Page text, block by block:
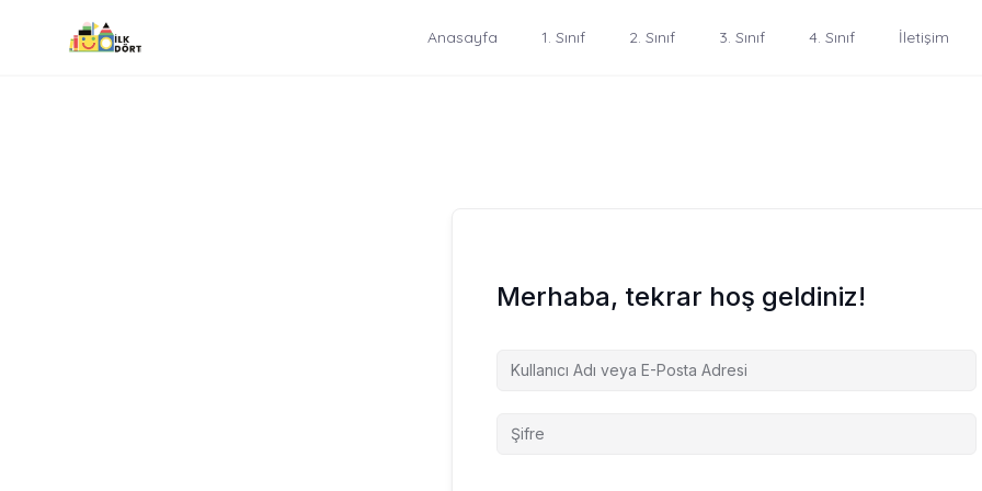
Anasayfa 1. Sınıf 2. Sınıf 3. Sınıf 4. Sınıf İletişim
Merhaba, tekrar hoş geldiniz!